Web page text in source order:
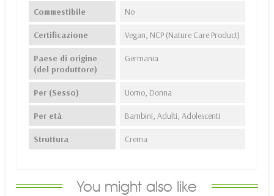
Commestibile No
Certificazione Vegan, NCP (Nature Care Product)
Paese di origine
(del produttore)
Germania
Per (Sesso) Uomo, Donna
Per età Bambini, Adulti, Adolescenti
Struttura Crema
You might also like